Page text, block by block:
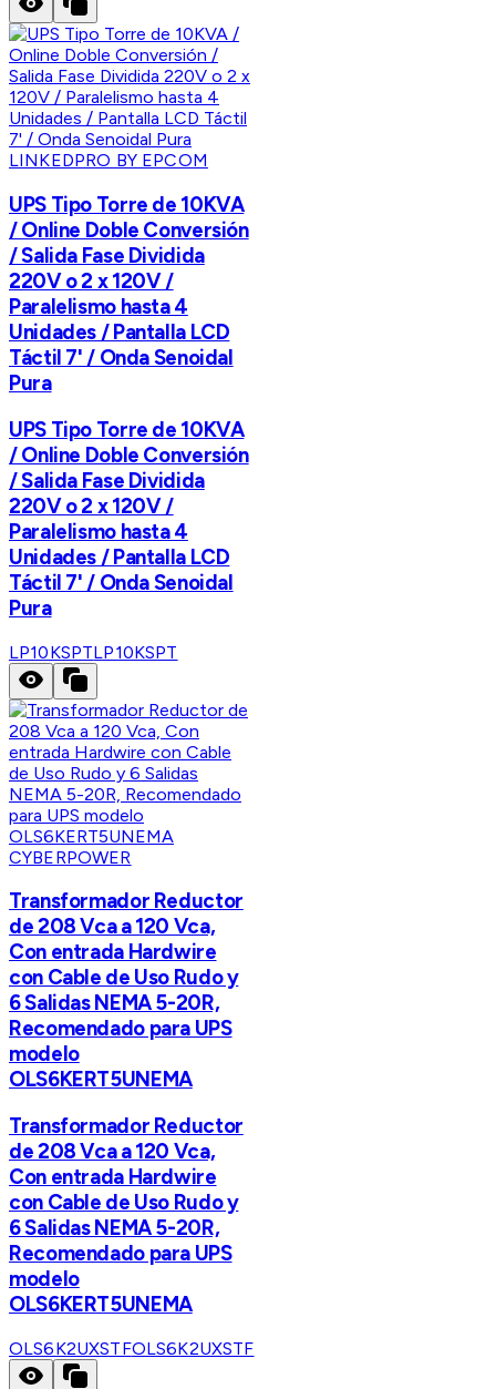
LINKEDPRO BY EPCOM
UPS Tipo Torre de 10KVA
/ Online Doble Conversión
/ Salida Fase Dividida
220V o 2 x 120V /
Paralelismo hasta 4
Unidades / Pantalla LCD
Táctil 7' / Onda Senoidal
Pura
UPS Tipo Torre de 10KVA
/ Online Doble Conversión
/ Salida Fase Dividida
220V o 2 x 120V /
Paralelismo hasta 4
Unidades / Pantalla LCD
Táctil 7' / Onda Senoidal
Pura
LP10KSPTLP10KSPT
CYBERPOWER
Transformador Reductor
de 208 Vca a 120 Vca,
Con entrada Hardwire
con Cable de Uso Rudo y
6 Salidas NEMA 5-20R,
Recomendado para UPS
modelo
OLS6KERT5UNEMA
Transformador Reductor
de 208 Vca a 120 Vca,
Con entrada Hardwire
con Cable de Uso Rudo y
6 Salidas NEMA 5-20R,
Recomendado para UPS
modelo
OLS6KERT5UNEMA
OLS6K2UXSTFOLS6K2UXSTF